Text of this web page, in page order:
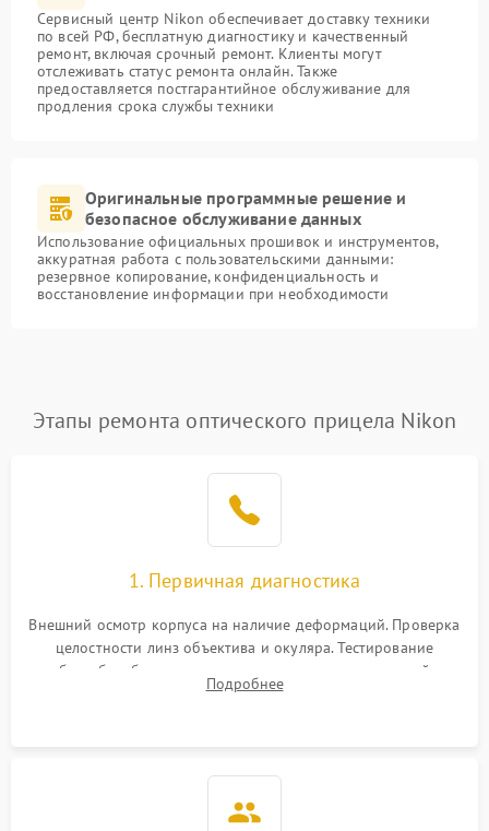
Сервисный центр Nikon обеспечивает доставку техники
по всей РФ, бесплатную диагностику и качественный
ремонт, включая срочный ремонт. Клиенты могут
отслеживать статус ремонта онлайн. Также
предоставляется постгарантийное обслуживание для
продления срока службы техники
Оригинальные программные решение и
безопасное обслуживание данных
Использование официальных прошивок и инструментов,
аккуратная работа с пользовательскими данными:
резервное копирование, конфиденциальность и
восстановление информации при необходимости
Этапы ремонта оптического прицела Nikon
1. Первичная диагностика
Внешний осмотр корпуса на наличие деформаций. Проверка
целостности линз объектива и окуляра. Тестирование
работы барабанчиков ввода поправок, кольца отстройки
параллакса и зума. Выявление сколов, внутренних
Подробнее